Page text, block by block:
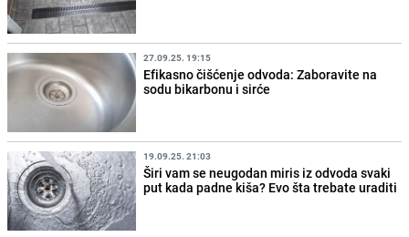
27.09.25. 19:15
Efikasno čišćenje odvoda: Zaboravite na
sodu bikarbonu i sirće
19.09.25. 21:03
Širi vam se neugodan miris iz odvoda svaki
put kada padne kiša? Evo šta trebate uraditi